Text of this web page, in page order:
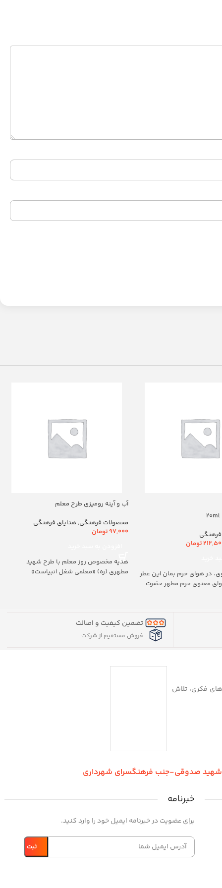
تومان
در هوای حرم بمان این عطر
معنوی حرم مطهر حضرت
آب و آینه رومیزی طرح معلم
محصولات فرهنگی, هدایای فرهنگی
97,000تومان
هدیه مخصوص روز معلم با طرح شهید
مطهری (ره) «معلمی شغل انبیاست»
تضمین کیفیت و اصالت
فروش مستقیم از شرکت
فکری، تلاش
شهید صدوقی-جنب فرهنگسرای شهرداری
خبرنامه
برای عضویت در خبرنامه ایمیل خود را وارد کنید.